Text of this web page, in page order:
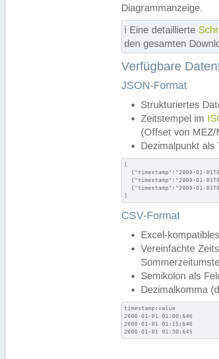
Diagrammanzeige.
ℹ️ Eine detaillierte
den gesamten
Verfügbare
JSON-Format
Strukturiertes
Zeitstempel im
(Offset von MEZ/
Dezimalpunkt als
[
{"timestamp":"2000-01-
{"timestamp":"2000-01-
{"timestamp":"2000-01-
]
CSV-Format
Excel-
Vereinfachte
Semikolon als
Dezimalkomma
timestamp;value
2000-01-01 01:00;646
2000-01-01 01:15;646
2000-01-01 01:30;645